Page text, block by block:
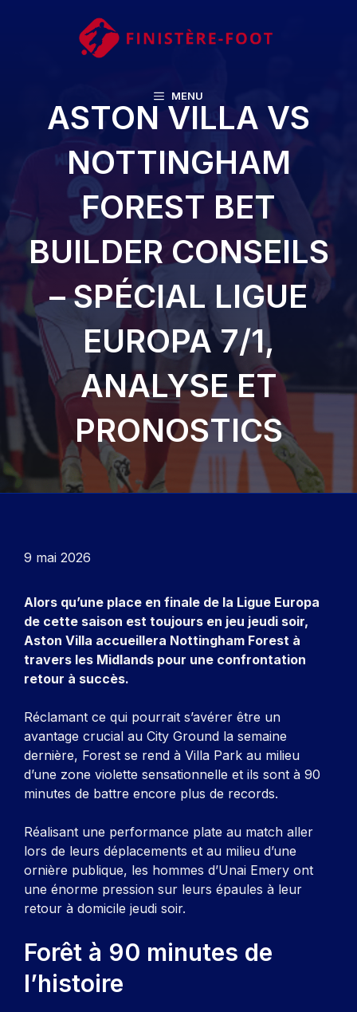
MENU
ASTON VILLA VS
NOTTINGHAM
FOREST BET
BUILDER CONSEILS
– SPÉCIAL LIGUE
EUROPA 7/1,
ANALYSE ET
PRONOSTICS
9 mai 2026
Alors qu’une place en finale de la Ligue Europa
de cette saison est toujours en jeu jeudi soir,
Aston Villa accueillera Nottingham Forest à
travers les Midlands pour une confrontation
retour à succès.
Réclamant ce qui pourrait s’avérer être un
avantage crucial au City Ground la semaine
dernière, Forest se rend à Villa Park au milieu
d’une zone violette sensationnelle et ils sont à 90
minutes de battre encore plus de records.
Réalisant une performance plate au match aller
lors de leurs déplacements et au milieu d’une
ornière publique, les hommes d’Unai Emery ont
une énorme pression sur leurs épaules à leur
retour à domicile jeudi soir.
Forêt à 90 minutes de
l’histoire